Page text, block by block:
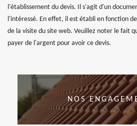
l'établissement du devis. Il s'agit d'un
l'intéressé. En effet, il est établi en fonction
de la visite du site web. Veuillez noter le fait
payer de l'argent pour avoir ce devis.
NOS